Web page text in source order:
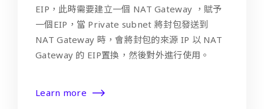
EIP，此時需要建立一個 NAT Gateway ，賦予
一個EIP，當 Private subnet 將封包發送到
NAT Gateway 時，會將封包的來源 IP 以 NAT
Gateway 的 EIP置換，然後對外進行使用。
Learn more